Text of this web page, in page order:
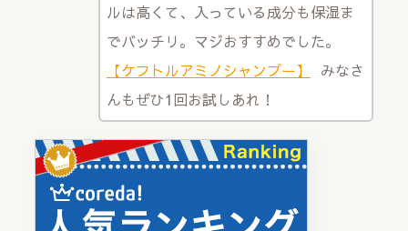
ルは高くて、入っている成分も保湿ま
でバッチリ。マジおすすめでした。
【ケフトルアミノシャンプー】
みなさ
んもぜひ1回お試しあれ！